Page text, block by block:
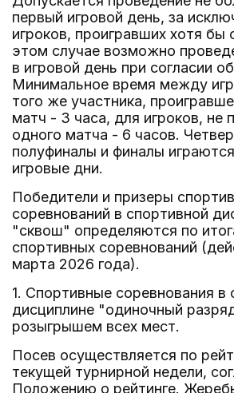
первый игровой день, за
игроков, проигравших хотя бы
этом случае возможно
в игровой день при согласии
Минимальное время между
того же участника,
матч - 3 часа, для игроков, не
одного матча - 6 часов.
полуфиналы и финалы
игровые дни.
Победители и призеры
соревнований в спортивной
"сквош" определяются по
спортивных соревнований
марта 2026 года).
1. Спортивные соревнования в
дисциплине "одиночный
розыгрышем всех мест.
Посев осуществляется по
текущей турнирной недели,
Положению о рейтинге.